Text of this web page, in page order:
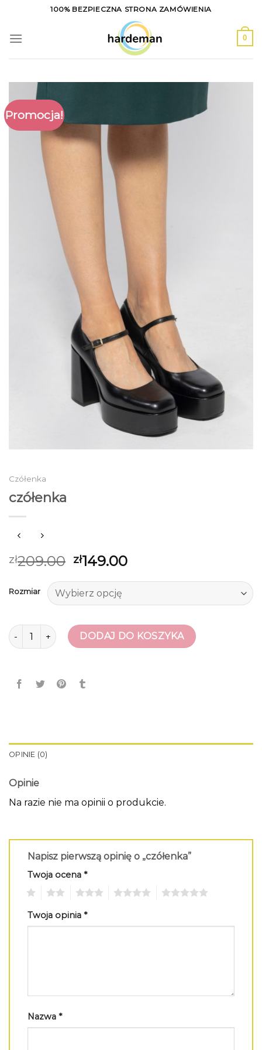
content
100% BEZPIECZNA STRONA ZAMÓWIENIA
0
Promocja!
Czółenka
czółenka
zł209.00 zł149.00
Rozmiar
ilość czółenka DODAJ DO KOSZYKA
OPINIE (0)
Opinie
Na razie nie ma opinii o produkcie.
Napisz pierwszą opinię o „czółenka”
Twoja ocena *
Twoja opinia *
Nazwa *